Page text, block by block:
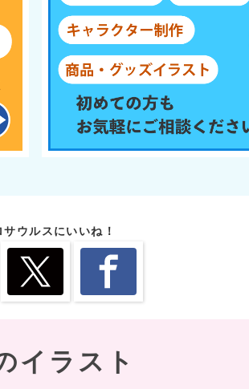
サウルスにいいね！
イラスト